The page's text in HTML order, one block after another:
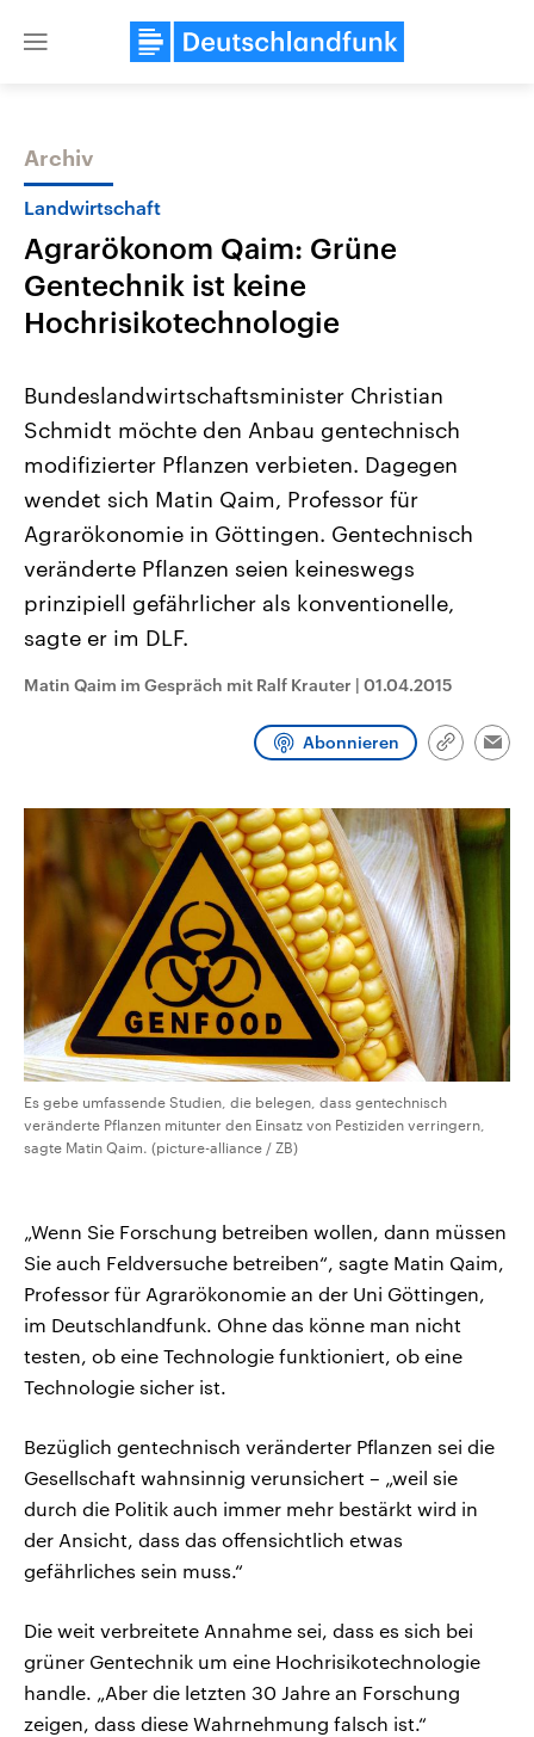
Close
Themen
2026
Alle Informationen
Sachsen-Anhalt wählt am 6.
September 2026 einen neuen
Landtag. Seit 2021 wird das
Bundesland von einer Koalition aus
CDU, SPD und FDP regiert.-
Umfragen, Prognosen,
und Hintergründe zu den Parteien
und Kandidaten der anstehenden
Wahl.
Aktuelle Beiträge,
Hintergründe
Wirtschaftlich und
gehören die Vereinigten
den mächtigsten Ländern
mit großem Einfluss auf
Sendungen Programm Podcasts
Archiv
Landwirtschaft
Agrarökonom Qaim: Grüne
Gentechnik ist keine
Hochrisikotechnologie
Bundeslandwirtschaftsminister Christian
Schmidt möchte den Anbau gentechnisch
modifizierter Pflanzen verbieten. Dagegen
wendet sich Matin Qaim, Professor für
Agrarökonomie in Göttingen. Gentechnisch
veränderte Pflanzen seien keineswegs
prinzipiell gefährlicher als konventionelle,
sagte er im DLF.
Matin Qaim im Gespräch mit Ralf Krauter | 01.04.2015
Abonnieren
Link
Es gebe umfassende Studien, die belegen, dass gentechnisch
veränderte Pflanzen mitunter den Einsatz von Pestiziden verringern,
sagte Matin Qaim. (picture-alliance / ZB)
„Wenn Sie Forschung betreiben wollen, dann müssen
Sie auch Feldversuche betreiben“, sagte Matin Qaim,
Professor für Agrarökonomie an der Uni Göttingen,
im Deutschlandfunk. Ohne das könne man nicht
testen, ob eine Technologie funktioniert, ob eine
Technologie sicher ist.
Bezüglich gentechnisch veränderter Pflanzen sei die
Gesellschaft wahnsinnig verunsichert – „weil sie
durch die Politik auch immer mehr bestärkt wird in
der Ansicht, dass das offensichtlich etwas
gefährliches sein muss.“
Die weit verbreitete Annahme sei, dass es sich bei
grüner Gentechnik um eine Hochrisikotechnologie
handle. „Aber die letzten 30 Jahre an Forschung
zeigen, dass diese Wahrnehmung falsch ist.“